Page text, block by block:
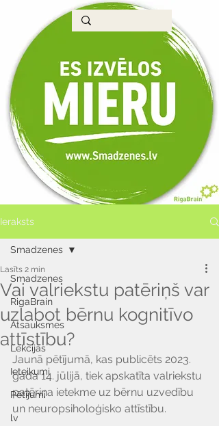
Ieraksts
Smadzenes
RigaBrain
Atsauksmes
Lekcijas
Ieteikumi
Pētījumi
lv
Smadzenes
Vai valriekstu patēriņš var
uzlabot bērnu kognitīvo
attīstību?
Lasīts 2 min
Jaunā pētījumā, kas publicēts 2023.
gada 14. jūlijā, tiek apskatīta valriekstu
patēriņa ietekme uz bērnu uzvedību
un neuropsiholoģisko attīstību.